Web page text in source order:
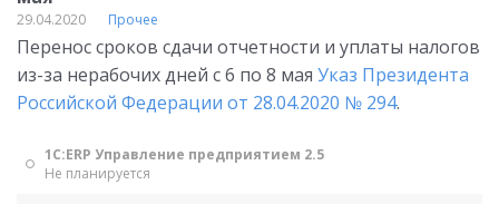
29.04.2020 Прочее
Перенос сроков сдачи отчетности и уплаты налогов
из-за нерабочих дней с 6 по 8 мая Указ Президента
Российской Федерации от 28.04.2020 № 294.
1С:ERP Управление предприятием 2.5
Не планируется